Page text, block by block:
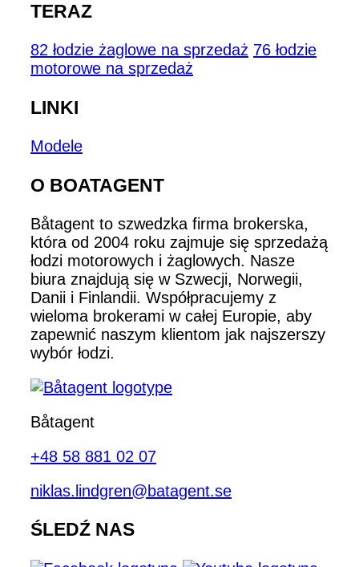
TERAZ
82 łodzie żaglowe na sprzedaż 76 łodzie
motorowe na sprzedaż
LINKI
Modele
O BOATAGENT
Båtagent to szwedzka firma brokerska,
która od 2004 roku zajmuje się sprzedażą
łodzi motorowych i żaglowych. Nasze
biura znajdują się w Szwecji, Norwegii,
Danii i Finlandii. Współpracujemy z
wieloma brokerami w całej Europie, aby
zapewnić naszym klientom jak najszerszy
wybór łodzi.
Båtagent
+48 58 881 02 07
niklas.lindgren@batagent.se
ŚLEDŹ NAS